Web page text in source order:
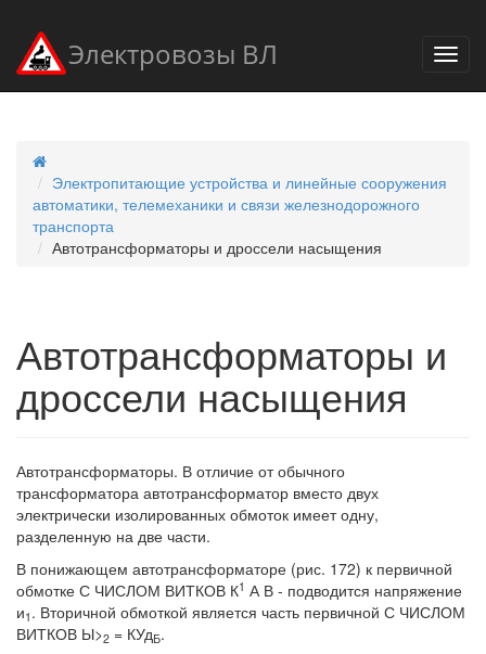
Электровозы ВЛ
Электропитающие устройства и линейные сооружения
автоматики, телемеханики и связи железнодорожного
транспорта
Автотрансформаторы и дроссели насыщения
Автотрансформаторы и
дроссели насыщения
Автотрансформаторы. В отличие от обычного
трансформатора автотрансформатор вместо двух
электрически изолированных обмоток имеет одну,
разделенную на две части.
В понижающем автотрансформаторе (рис. 172) к первичной
обмотке С ЧИСЛОМ ВИТКОВ К1 А В - подводится напряжение
и1 . Вторичной обмоткой является часть первичной С ЧИСЛОМ
ВИТКОВ Ы>2 = КУдБ.